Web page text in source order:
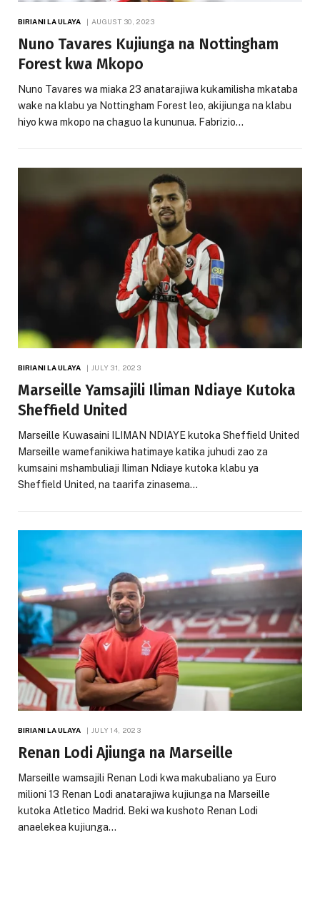
BIRIANI LA ULAYA AUGUST 30, 2023
Nuno Tavares Kujiunga na Nottingham
Forest kwa Mkopo
Nuno Tavares wa miaka 23 anatarajiwa kukamilisha mkataba
wake na klabu ya Nottingham Forest leo, akijiunga na klabu
hiyo kwa mkopo na chaguo la kununua. Fabrizio…
BIRIANI LA ULAYA JULY 31, 2023
Marseille Yamsajili Iliman Ndiaye Kutoka
Sheffield United
Marseille Kuwasaini ILIMAN NDIAYE kutoka Sheffield United
Marseille wamefanikiwa hatimaye katika juhudi zao za
kumsaini mshambuliaji Iliman Ndiaye kutoka klabu ya
Sheffield United, na taarifa zinasema…
BIRIANI LA ULAYA JULY 14, 2023
Renan Lodi Ajiunga na Marseille
Marseille wamsajili Renan Lodi kwa makubaliano ya Euro
milioni 13 Renan Lodi anatarajiwa kujiunga na Marseille
kutoka Atletico Madrid. Beki wa kushoto Renan Lodi
anaelekea kujiunga…